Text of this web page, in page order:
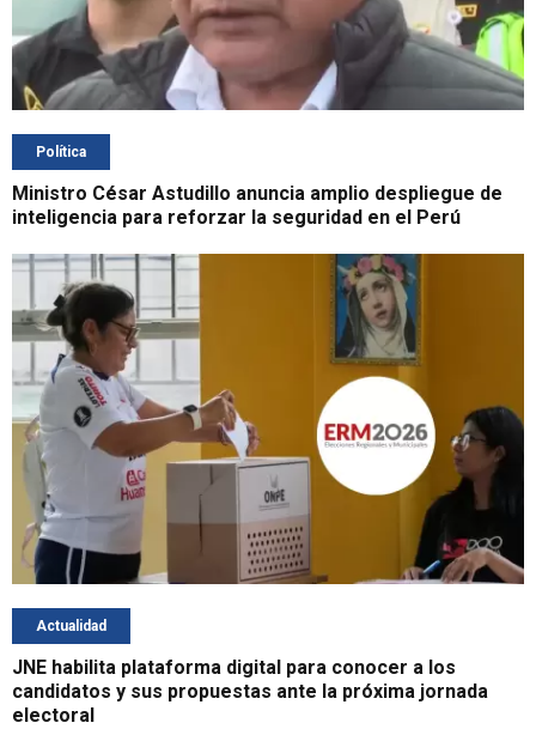
Política
Ministro César Astudillo anuncia amplio despliegue de
inteligencia para reforzar la seguridad en el Perú
Actualidad
JNE habilita plataforma digital para conocer a los
candidatos y sus propuestas ante la próxima jornada
electoral